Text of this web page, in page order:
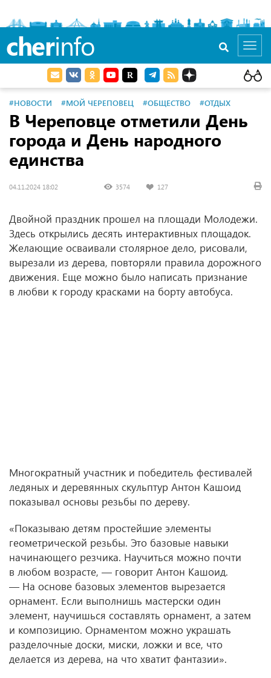
cherinfo
#НОВОСТИ #МОЙ ЧЕРЕПОВЕЦ #ОБЩЕСТВО #ОТДЫХ
В Череповце отметили День
города и День народного
единства
04.11.2024 18:02 3574 127
Двойной праздник прошел на площади Молодежи.
Здесь открылись десять интерактивных площадок.
Желающие осваивали столярное дело, рисовали,
вырезали из дерева, повторяли правила дорожного
движения. Еще можно было написать признание
в любви к городу красками на борту автобуса.
Многократный участник и победитель фестивалей
ледяных и деревянных скульптур Антон Кашоид
показывал основы резьбы по дереву.
«Показываю детям простейшие элементы
геометрической резьбы. Это базовые навыки
начинающего резчика. Научиться можно почти
в любом возрасте, — говорит Антон Кашоид.
— На основе базовых элементов вырезается
орнамент. Если выполнишь мастерски один
элемент, научишься составлять орнамент, а затем
и композицию. Орнаментом можно украшать
разделочные доски, миски, ложки и все, что
делается из дерева, на что хватит фантазии».